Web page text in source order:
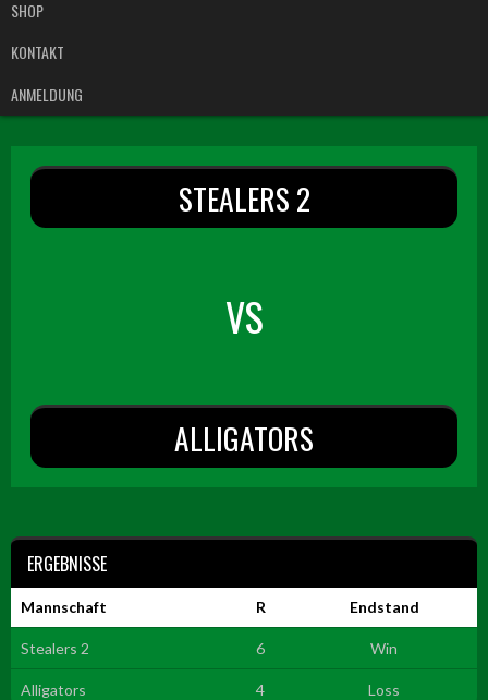
SHOP
KONTAKT
ANMELDUNG
STEALERS 2
VS
ALLIGATORS
ERGEBNISSE
Mannschaft R Endstand
Stealers 2 6 Win
Alligators 4 Loss